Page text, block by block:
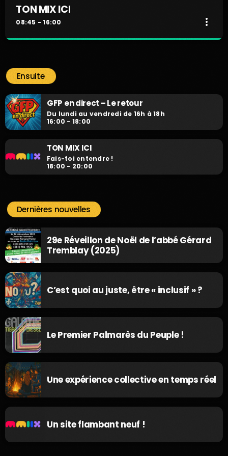
TON MIX ICI
08:45 - 16:00 more_vert
Fais-toi entendre !
Fais-toi entendre !
Ensuite
GFP en direct – Le retour
Du lundi au vendredi de 16h à 18h
16:00 - 18:00
TON MIX ICI
Fais-toi entendre !
18:00 - 20:00
Dernières nouvelles
29e Réveillon de Noël de l’abbé Gérard
Tremblay (2025)
C’est quoi au juste, être « inclusif » ?
Le Premier Palmarès du Peuple !
Une expérience collective en temps réel
Un site flambant neuf !